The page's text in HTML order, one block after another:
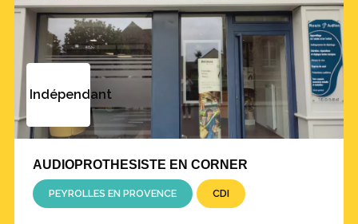
Indépendant
AUDIOPROTHESISTE EN CORNER
PEYROLLES EN PROVENCE CDI